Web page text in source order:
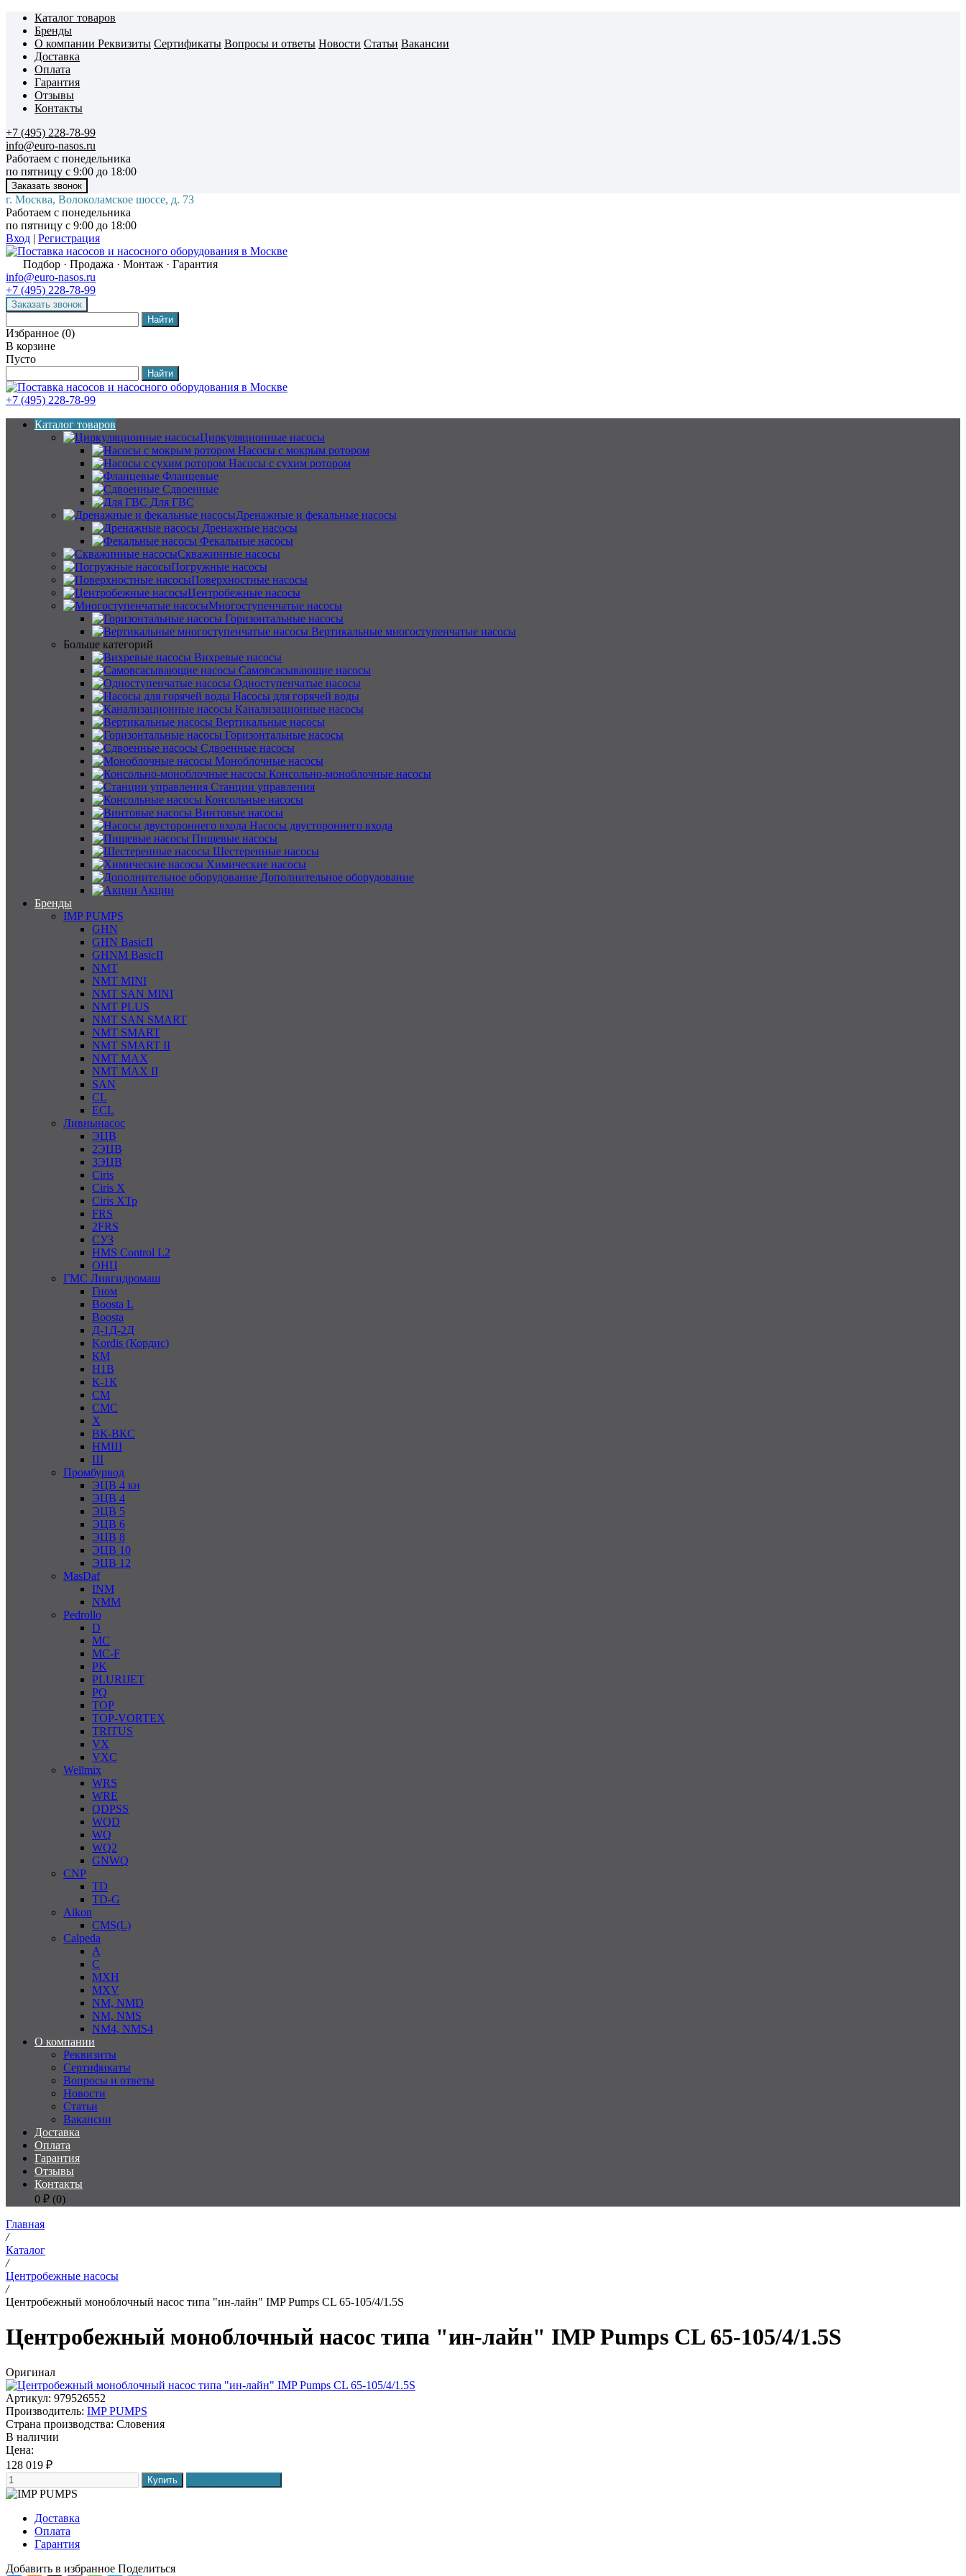
Каталог товаров
Бренды
О компании Реквизиты Сертификаты Вопросы и ответы Новости Статьи Вакансии
Доставка
Оплата
Гарантия
Отзывы
Контакты
+7 (495) 228-78-99
info@euro-nasos.ru
Работаем с понедельника
по пятницу с 9:00 до 18:00
г. Москва, Волоколамское шоссе, д. 73
Работаем с понедельника
по пятницу с 9:00 до 18:00
Вход | Регистрация
Подбор · Продажа · Монтаж · Гарантия
info@euro-nasos.ru
+7 (495) 228-78-99
Избранное (0)
В корзине
Пусто
+7 (495) 228-78-99
Каталог товаров
Циркуляционные насосы
Насосы с мокрым ротором
Насосы с сухим ротором
Фланцевые
Сдвоенные
Для ГВС
Дренажные и фекальные насосы
Дренажные насосы
Фекальные насосы
Скважинные насосы
Погружные насосы
Поверхностные насосы
Центробежные насосы
Многоступенчатые насосы
Горизонтальные насосы
Вертикальные многоступенчатые насосы
Больше категорий
Вихревые насосы
Самовсасывающие насосы
Одноступенчатые насосы
Насосы для горячей воды
Канализационные насосы
Вертикальные насосы
Горизонтальные насосы
Сдвоенные насосы
Моноблочные насосы
Консольно-моноблочные насосы
Станции управления
Консольные насосы
Винтовые насосы
Насосы двустороннего входа
Пищевые насосы
Шестеренные насосы
Химические насосы
Дополнительное оборудование
Акции
Бренды
IMP PUMPS
GHN
GHN BasicII
GHNM BasicII
NMT
NMT MINI
NMT SAN MINI
NMT PLUS
NMT SAN SMART
NMT SMART
NMT SMART II
NMT MAX
NMT MAX II
SAN
CL
ECL
Ливнынасос
ЭЦВ
2ЭЦВ
3ЭЦВ
Ciris
Ciris X
Ciris ХТр
FRS
2FRS
СУЗ
HMS Control L2
ОНЦ
ГМС Ливгидромаш
Гном
Boosta L
Boosta
Д-1Д-2Д
Kordis (Кордис)
КМ
Н1В
К-1К
СМ
СМС
Х
ВК-ВКС
НМШ
Ш
Промбурвод
ЭЦВ 4 кн
ЭЦВ 4
ЭЦВ 5
ЭЦВ 6
ЭЦВ 8
ЭЦВ 10
ЭЦВ 12
MasDaf
INM
NMM
Pedrollo
D
MC
MC-F
PK
PLURIJET
PQ
TOP
TOP-VORTEX
TRITUS
VX
VXC
Wellmix
WRS
WRE
QDPSS
WQD
WQ
WQ2
GNWQ
CNP
TD
TD-G
Aikon
CMS(L)
Calpeda
A
C
MXH
MXV
NM, NMD
NM, NMS
NM4, NMS4
О компании
Реквизиты
Сертификаты
Вопросы и ответы
Новости
Статьи
Вакансии
Доставка
Оплата
Гарантия
Отзывы
Контакты
0 ₽ (0)
Главная
/
Каталог
/
Центробежные насосы
/
Центробежный моноблочный насос типа "ин-лайн" IMP Pumps CL 65-105/4/1.5S
Центробежный моноблочный насос типа "ин-лайн" IMP Pumps CL 65-105/4/1.5S
Оригинал
Артикул: 979526552
Производитель: IMP PUMPS
Страна производства: Словения
В наличии
Цена:
128 019 ₽
Доставка
Оплата
Гарантия
Добавить в избранное Поделиться